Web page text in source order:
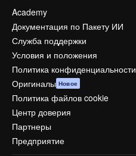
Academy
Документация по Пакету ИИ
Служба поддержки
Условия и положения
Политика конфиденциальности
Оригиналы Новое
Политика файлов cookie
Центр доверия
Партнеры
Предприятие